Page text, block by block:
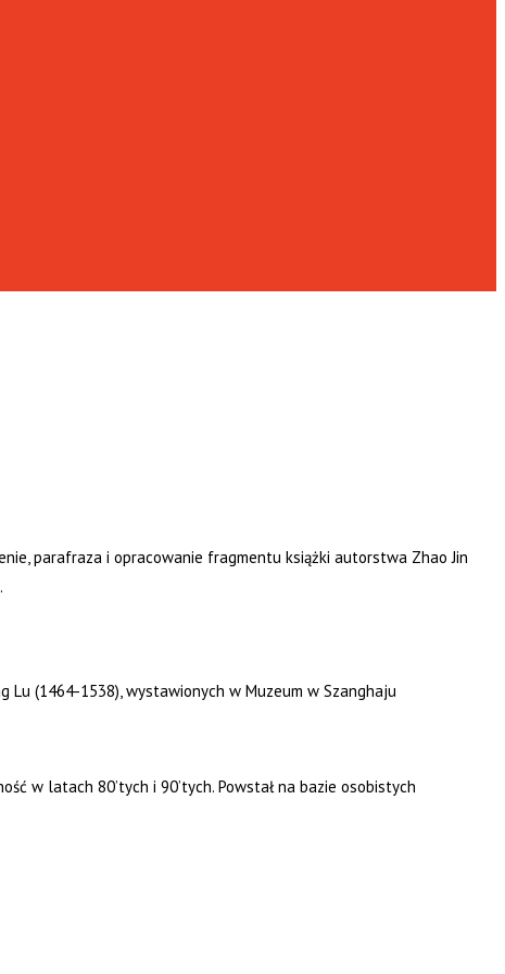
i opracowanie fragmentu książki autorstwa Zhao Jin
Lu (1464-1538), wystawionych w Muzeum w Szanghaju
w latach 80’tych i 90’tych. Powstał na bazie osobistych